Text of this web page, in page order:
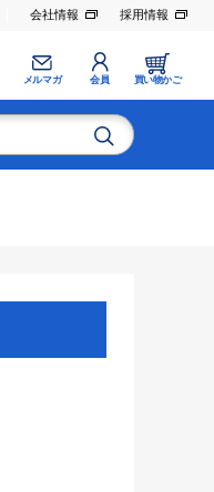
会社情報 採用情報
メルマガ 会員 買い物かご